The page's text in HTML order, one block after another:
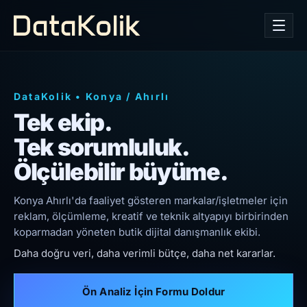
DataKolik • Konya / Ahırlı
Tek ekip.
Tek sorumluluk.
Ölçülebilir büyüme.
Konya Ahırlı'da faaliyet gösteren markalar/işletmeler için
reklam, ölçümleme, kreatif ve teknik altyapıyı birbirinden
koparmadan yöneten butik dijital danışmanlık ekibi.
Daha doğru veri, daha verimli bütçe, daha net kararlar.
Ön Analiz İçin Formu Doldur